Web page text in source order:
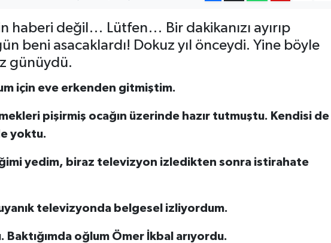
haberi değil… Lütfen… Bir dakikanızı ayırıp
beni asacaklardı! Dokuz yıl önceydi. Yine böyle
günüydü.
için eve erkenden gitmiştim.
pişirmiş ocağın üzerinde hazır tutmuştu. Kendisi de
yoktu.
yedim, biraz televizyon izledikten sonra istirahate
uyanık televizyonda belgesel izliyordum.
Baktığımda oğlum Ömer İkbal arıyordu.